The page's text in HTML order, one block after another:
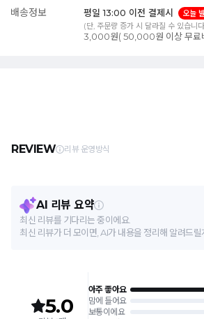
배송정보 평일 13:00 이전 결제시
오늘
(단, 주문량 증가 시 달라질 수 있습니
3,000원( 50,000원 이상 무료